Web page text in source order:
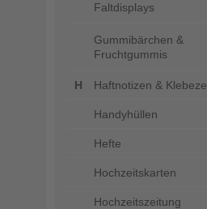
Faltdisplays
Gummibärchen &
Fruchtgummis
Haftnotizen &
Handyhüllen
Hefte
Hochzeitskarten
Hochzeitszeitung